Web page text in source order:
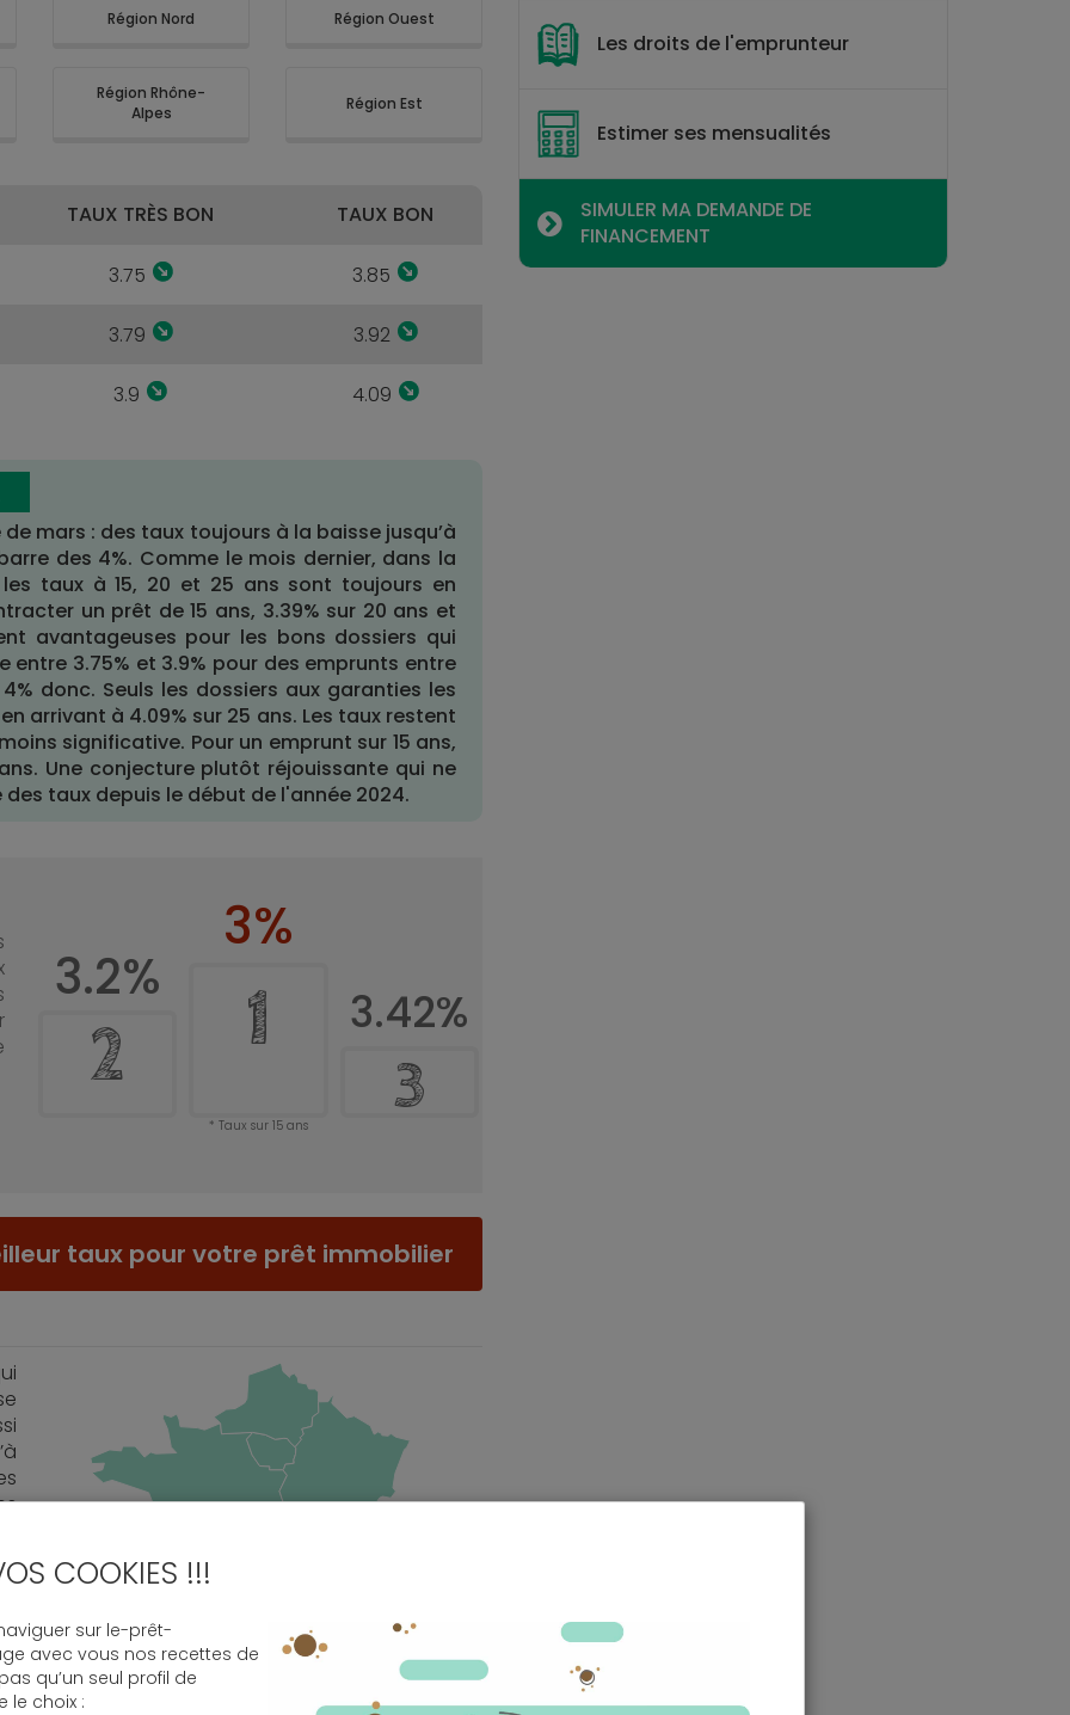
Région Nord Région Ouest
Région Rhône-
Alpes
Région Est
TAUX TRÈS BON TAUX BON
3.75 3.85
3.79 3.92
3.9 4.09
mars : des taux toujours à la baisse jusqu’à
des 4%. Comme le mois dernier, dans la
taux à 15, 20 et 25 ans sont toujours en
un prêt de 15 ans, 3.39% sur 20 ans et
avantageuses pour les bons dossiers qui
3.75% et 3.9% pour des emprunts entre
donc. Seuls les dossiers aux garanties les
arrivant à 4.09% sur 25 ans. Les taux restent
significative. Pour un emprunt sur 15 ans,
Une conjecture plutôt réjouissante qui ne
taux depuis le début de l'année 2024.
3%
1
3.2%
2
3.42%
3
Taux sur 15 ans
taux pour votre prêt immobilier
Les droits de l'emprunteur
Estimer ses mensualités
SIMULER MA DEMANDE DE
FINANCEMENT
COOKIES !!!
sur le-prêt-
avec vous nos recettes de
qu’un seul profil de
le choix :